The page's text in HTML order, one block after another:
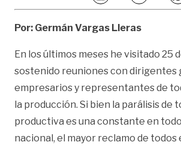
Por: Germán Vargas Lleras
En los últimos meses he visitado 25
sostenido reuniones con dirigentes
empresarios y representantes de
la producción. Si bien la parálisis de
productiva es una constante en
nacional, el mayor reclamo de todos